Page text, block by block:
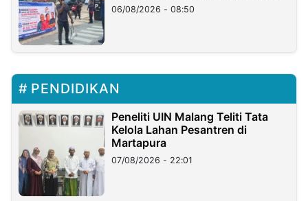
06/08/2026 - 08:50
PENDIDIKAN
Peneliti UIN Malang Teliti Tata
Kelola Lahan Pesantren di
Martapura
07/08/2026 - 22:01